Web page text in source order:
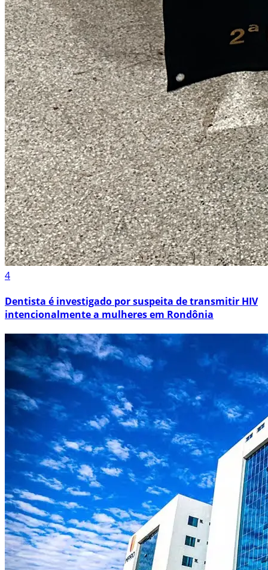
4
Dentista é investigado por suspeita de transmitir HIV
intencionalmente a mulheres em Rondônia